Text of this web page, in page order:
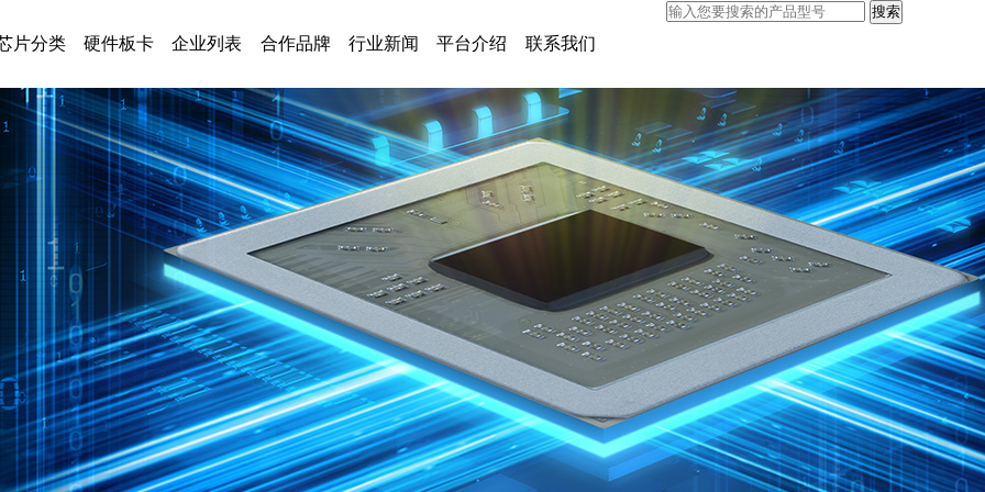
片分类 硬件板卡 企业列表 合作品牌 行业新闻 平台介绍 联系我们